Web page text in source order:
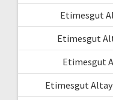
Etimesgut
Etimesgut
Etimesgut
Etimesgut